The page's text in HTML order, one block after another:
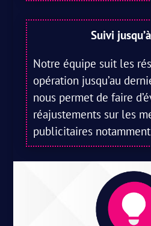
Suivi
Notre équipe suit les
opération jusqu’au
nous permet de faire
réajustements sur les
publicitaires